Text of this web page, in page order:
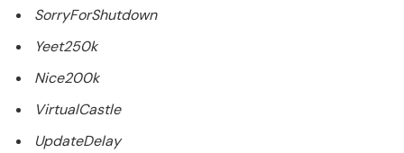
SorryForShutdown
Yeet250k
Nice200k
VirtualCastle
UpdateDelay